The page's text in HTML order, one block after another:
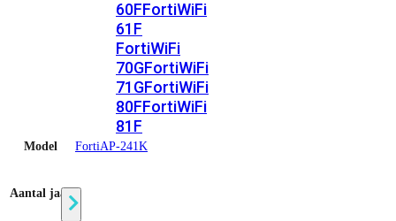
60FFortiWiFi
61F
FortiWiFi
70GFortiWiFi
71GFortiWiFi
80FFortiWiFi
81F
Model FortiAP-241K
Aantal jaar 5